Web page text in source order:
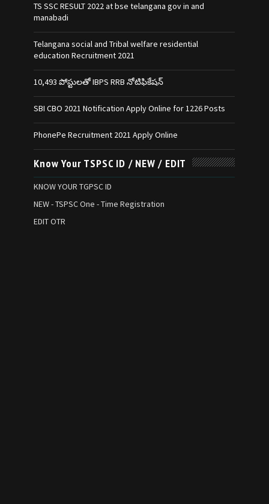
TS SSC RESULT 2022 at bse telangana gov in and
manabadi
Telangana social and Tribal welfare residential
education Recruitment 2021
10,493 పోస్టులతో IBPS RRB నోటిఫికేషన్‌
SBI CBO 2021 Notification Apply Online for 1226 Posts
PhonePe Recruitment 2021 Apply Online
Know Your TSPSC ID / NEW / EDIT
KNOW YOUR TGPSC ID
NEW - TSPSC One - Time Registration
EDIT OTR